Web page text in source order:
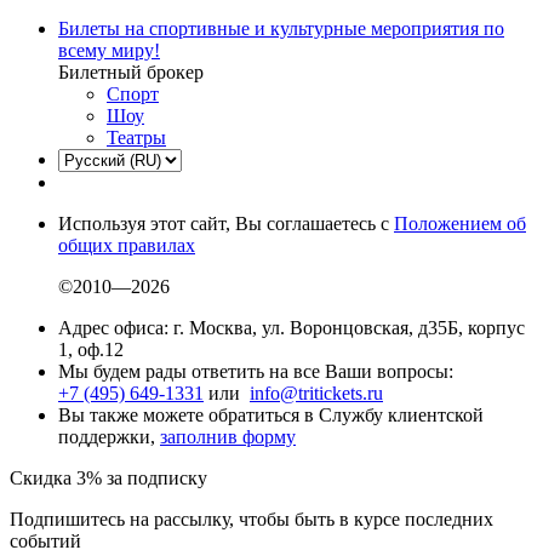
Билеты на спортивные и культурные мероприятия по
всему миру!
Билетный брокер
Спорт
Шоу
Театры
Используя этот сайт, Вы соглашаетесь с Положением об
общих правилах
©2010—2026
Адрес офиса: г. Москва, ул. Воронцовская, д35Б, корпус
1, оф.12
Мы будем рады ответить на все Ваши вопросы:
+7 (495) 649-1331 или info@tritickets.ru
Вы также можете обратиться в Службу клиентской
поддержки, заполнив форму
Скидка 3% за подписку
Подпишитесь на рассылку, чтобы быть в курсе последних
событий